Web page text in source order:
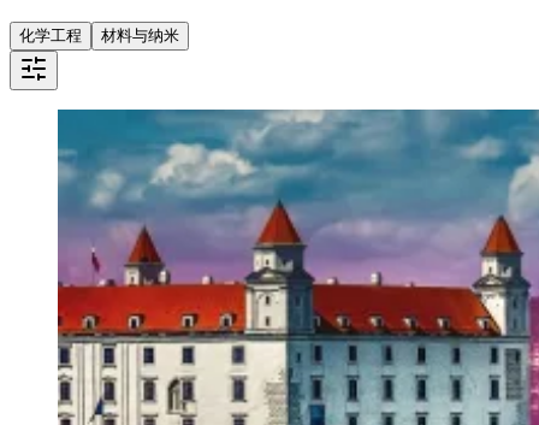
化学工程 材料与纳米